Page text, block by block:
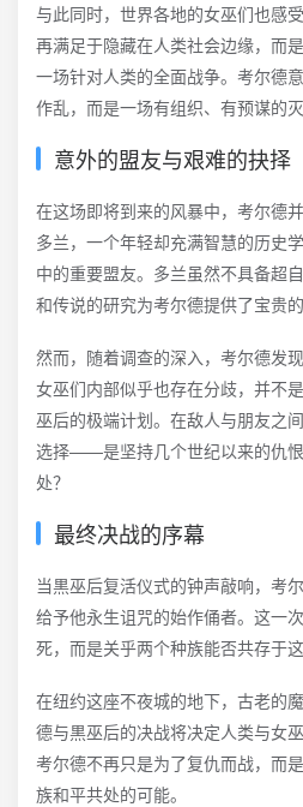
与此同时，世界各地的女巫们也感
再满足于隐藏在人类社会边缘，而
一场针对人类的全面战争。考尔德
作乱，而是一场有组织、有预谋的灭
意外的盟友与艰难的抉择
在这场即将到来的风暴中，考尔德
多兰，一个年轻却充满智慧的历史
中的重要盟友。多兰虽然不具备超
和传说的研究为考尔德提供了宝贵的
然而，随着调查的深入，考尔德发
女巫们内部似乎也存在分歧，并不
巫后的极端计划。在敌人与朋友之
选择——是坚持几个世纪以来的仇
处？
最终决战的序幕
当黒巫后复活仪式的钟声敲响，考
给予他永生诅咒的始作俑者。这一
死，而是关乎两个种族能否共存于
在纽约这座不夜城的地下，古老的
德与黒巫后的决战将决定人类与女
考尔德不再只是为了复仇而战，而
族和平共处的可能。